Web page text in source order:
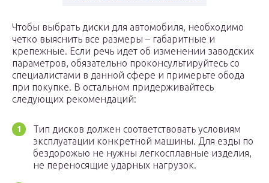
Чтобы выбрать диски для автомобиля, необходимо
четко выяснить все размеры – габаритные и
крепежные. Если речь идет об изменении заводских
параметров, обязательно проконсультируйтесь со
специалистами в данной сфере и примерьте обода
при покупке. В остальном придерживайтесь
следующих рекомендаций:
Тип дисков должен соответствовать условиям
эксплуатации конкретной машины. Для езды по
бездорожью не нужны легкосплавные изделия,
не переносящие ударных нагрузок.